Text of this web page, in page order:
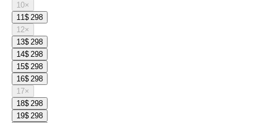
10×
11$ 298
12×
13$ 298
14$ 298
15$ 298
16$ 298
17×
18$ 298
19$ 298